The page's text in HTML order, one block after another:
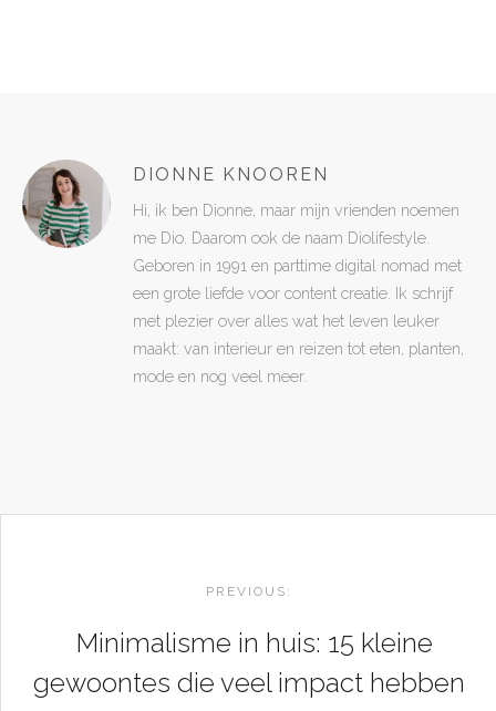
DIONNE KNOOREN
Hi, ik ben Dionne, maar mijn vrienden noemen
me Dio. Daarom ook de naam Diolifestyle.
Geboren in 1991 en parttime digital nomad met
een grote liefde voor content creatie. Ik schrijf
met plezier over alles wat het leven leuker
maakt: van interieur en reizen tot eten, planten,
mode en nog veel meer.
NAVIGATION
PREVIOUS:
Minimalisme in huis: 15 kleine
gewoontes die veel impact hebben